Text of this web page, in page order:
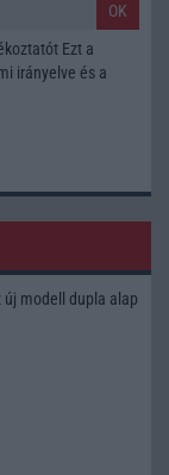
OK
Ezt a
irányelve és a
modell dupla alap